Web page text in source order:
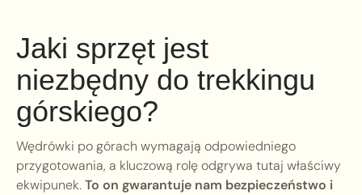
Jaki sprzęt jest
niezbędny do trekkingu
górskiego?
Wędrówki po górach wymagają odpowiedniego
przygotowania, a kluczową rolę odgrywa tutaj właściwy
ekwipunek.To on gwarantuje nam bezpieczeństwo i